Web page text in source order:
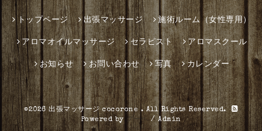
トップページ 出張マッサージ 施術ルーム（女性専用）
アロマオイルマッサージ セラピスト アロマスクール
お知らせ お問い合わせ 写真 カレンダー
©2026出張マッサージ cocorone. All Rights Reserved.
Powered by
グーペ/Admin